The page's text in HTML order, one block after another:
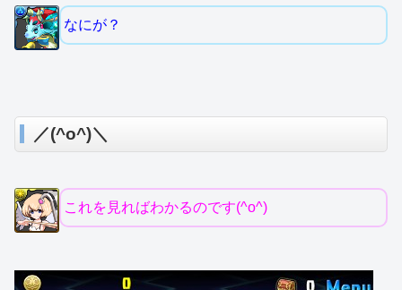
なにが？
／(^o^)＼
これを見ればわかるのです(^o^)